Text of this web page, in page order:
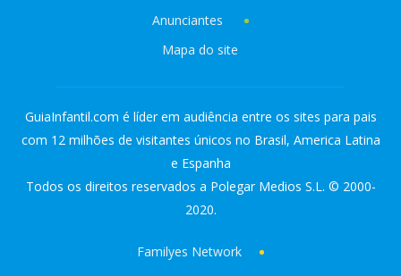
Anunciantes
Mapa do site
GuiaInfantil.com é líder em audiência entre os sites para pais
com 12 milhões de visitantes únicos no Brasil, America Latina
e Espanha
Todos os direitos reservados a Polegar Medios S.L. © 2000-
2020.
Familyes Network